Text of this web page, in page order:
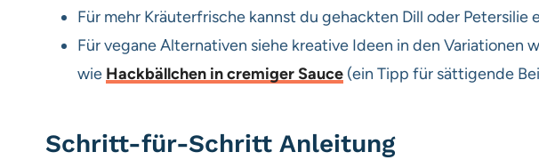
Für mehr Kräuterfrische kannst du gehackten Dill oder Petersilie
Für vegane Alternativen siehe kreative Ideen in den Variationen
wie Hackbällchen in cremiger Sauce (ein Tipp für sättigende
Schritt-für-Schritt Anleitung